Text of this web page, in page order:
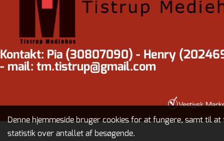
Kontakt: Pia (30807090) - Henry
- mail: tm.tistrup@gmail.com
Denne hjemmeside bruger cookies for at fungere, samt til at
statistik over antallet af besøgende.